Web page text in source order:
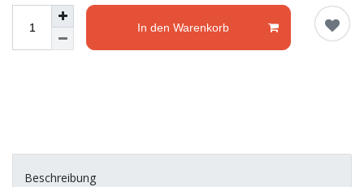
In den Warenkorb
Beschreibung